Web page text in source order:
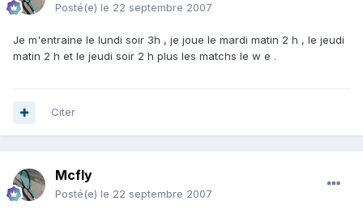
Posté(e) le 22 septembre 2007
Je m'entraine le lundi soir 3h , je joue le mardi matin 2 h , le jeudi
matin 2 h et le jeudi soir 2 h plus les matchs le w e .
Citer
Mcfly
Posté(e) le 22 septembre 2007